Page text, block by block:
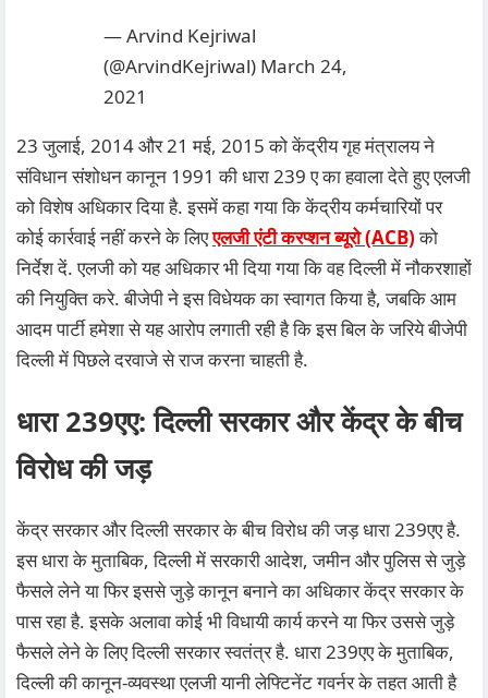
— Arvind Kejriwal
(@ArvindKejriwal) March 24,
2021
23 जुलाई, 2014 और 21 मई, 2015 को केंद्रीय गृह मंत्रालय ने
संविधान संशोधन कानून 1991 की धारा 239 ए का हवाला देते हुए एलजी
को विशेष अधिकार दिया है. इसमें कहा गया कि केंद्रीय कर्मचारियों पर
कोई कार्रवाई नहीं करने के लिएएलजी एंटी करप्शन ब्यूरो (ACB)को
निर्देश दें. एलजी को यह अधिकार भी दिया गया कि वह दिल्ली में नौकरशाहों
की नियुक्ति करे. बीजेपी ने इस विधेयक का स्वागत किया है, जबकि आम
आदम पार्टी हमेशा से यह आरोप लगाती रही है कि इस बिल के जरिये बीजेपी
दिल्ली में पिछले दरवाजे से राज करना चाहती है.
धारा 239एए: दिल्ली सरकार और केंद्र के बीच
विरोध की जड़
केंद्र सरकार और दिल्ली सरकार के बीच विरोध की जड़ धारा 239एए है.
इस धारा के मुताबिक, दिल्ली में सरकारी आदेश, जमीन और पुलिस से जुड़े
फैसले लेने या फिर इससे जुड़े कानून बनाने का अधिकार केंद्र सरकार के
पास रहा है. इसके अलावा कोई भी विधायी कार्य करने या फिर उससे जुड़े
फैसले लेने के लिए दिल्ली सरकार स्वतंत्र है. धारा 239एए के मुताबिक,
दिल्ली की कानून-व्यवस्था एलजी यानी लेफ्टिनेंट गवर्नर के तहत आती है